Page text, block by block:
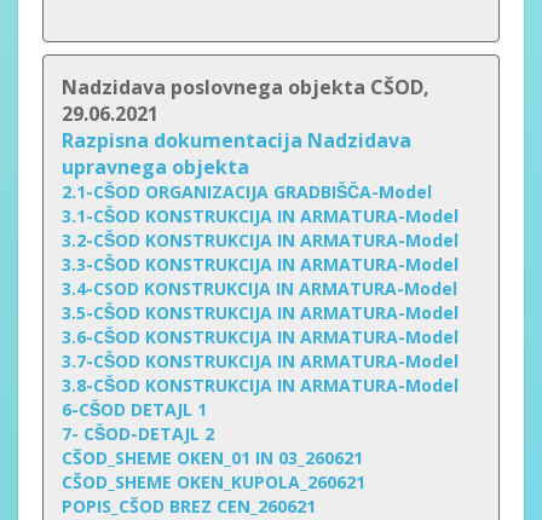
Nadzidava poslovnega objekta CŠOD,
29.06.2021
Razpisna dokumentacija Nadzidava
upravnega objekta
2.1-CŠOD ORGANIZACIJA GRADBIŠČA-Model
3.1-CŠOD KONSTRUKCIJA IN ARMATURA-Model
3.2-CŠOD KONSTRUKCIJA IN ARMATURA-Model
3.3-CŠOD KONSTRUKCIJA IN ARMATURA-Model
3.4-CSOD KONSTRUKCIJA IN ARMATURA-Model
3.5-CŠOD KONSTRUKCIJA IN ARMATURA-Model
3.6-CŠOD KONSTRUKCIJA IN ARMATURA-Model
3.7-CŠOD KONSTRUKCIJA IN ARMATURA-Model
3.8-CŠOD KONSTRUKCIJA IN ARMATURA-Model
6-CŠOD DETAJL 1
7- CŠOD-DETAJL 2
CŠOD_SHEME OKEN_01 IN 03_260621
CŠOD_SHEME OKEN_KUPOLA_260621
POPIS_CŠOD BREZ CEN_260621